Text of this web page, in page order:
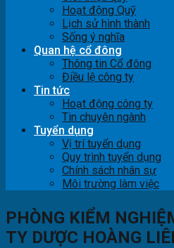
Hoạt động Quỹ
Lịch sử hình thành
Sống ý nghĩa
Quan hệ cổ đông
Thông tin Cổ đông
Điều lệ công ty
Tin tức
Hoạt động công ty
Tin chuyên ngành
Tuyển dụng
Vị trí tuyển dụng
Quy trình tuyển dụng
Chính sách nhân sự
Môi trường làm việc
PHÒNG KIỂM
TY DƯỢC HOÀNG